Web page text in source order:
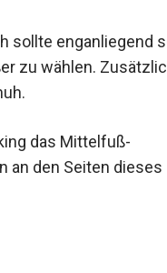
sollte enganliegend
zu wählen.
das Mittelfuß-
an den Seiten dieses